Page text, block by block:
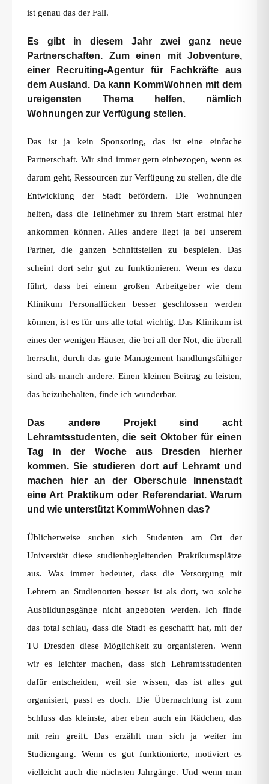
ist genau das der Fall.
Es gibt in diesem Jahr zwei ganz neue
Partnerschaften. Zum einen mit Jobventure,
einer Recruiting-Agentur für Fachkräfte aus
dem Ausland. Da kann KommWohnen mit dem
ureigensten Thema helfen, nämlich
Wohnungen zur Verfügung stellen.
Das ist ja kein Sponsoring, das ist eine einfache
Partnerschaft. Wir sind immer gern einbezogen, wenn es
darum geht, Ressourcen zur Verfügung zu stellen, die die
Entwicklung der Stadt befördern. Die Wohnungen
helfen, dass die Teilnehmer zu ihrem Start erstmal hier
ankommen können. Alles andere liegt ja bei unserem
Partner, die ganzen Schnittstellen zu bespielen. Das
scheint dort sehr gut zu funktionieren. Wenn es dazu
führt, dass bei einem großen Arbeitgeber wie dem
Klinikum Personallücken besser geschlossen werden
können, ist es für uns alle total wichtig. Das Klinikum ist
eines der wenigen Häuser, die bei all der Not, die überall
herrscht, durch das gute Management handlungsfähiger
sind als manch andere. Einen kleinen Beitrag zu leisten,
das beizubehalten, finde ich wunderbar.
Das andere Projekt sind acht
Lehramtsstudenten, die seit Oktober für einen
Tag in der Woche aus Dresden hierher
kommen. Sie studieren dort auf Lehramt und
machen hier an der Oberschule Innenstadt
eine Art Praktikum oder Referendariat. Warum
und wie unterstützt KommWohnen das?
Üblicherweise suchen sich Studenten am Ort der
Universität diese studienbegleitenden Praktikumsplätze
aus. Was immer bedeutet, dass die Versorgung mit
Lehrern an Studienorten besser ist als dort, wo solche
Ausbildungsgänge nicht angeboten werden. Ich finde
das total schlau, dass die Stadt es geschafft hat, mit der
TU Dresden diese Möglichkeit zu organisieren. Wenn
wir es leichter machen, dass sich Lehramtsstudenten
dafür entscheiden, weil sie wissen, das ist alles gut
organisiert, passt es doch. Die Übernachtung ist zum
Schluss das kleinste, aber eben auch ein Rädchen, das
mit rein greift. Das erzählt man sich ja weiter im
Studiengang. Wenn es gut funktionierte, motiviert es
vielleicht auch die nächsten Jahrgänge. Und wenn man